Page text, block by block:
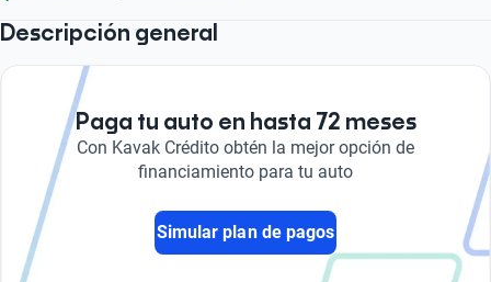
Descripción general
Paga tu auto en hasta 72 meses
Con Kavak Crédito obtén la mejor opción de
financiamiento para tu auto
Simular plan de pagos